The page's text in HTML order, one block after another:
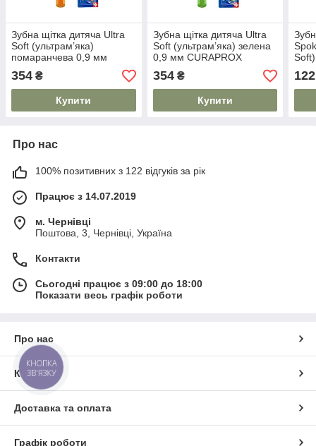
Зубна щітка дитяча Ultra
Soft (ультрам’яка)
помаранчева 0,9 мм
CURAPROX
354 ₴
Купити
Зубна щітка дитяча Ultra
Soft (ультрам’яка) зелена
0,9 мм CURAPROX
354₴
Купити
122
Про нас
100% позитивних з 122 відгуків за рік
Працює з 14.07.2019
м. Чернівці
Поштова, 3, Чернівці, Україна
Контакти
Сьогодні працює з 09:00 до 18:00
Показати весь графік роботи
Про нас
Контакти
Доставка та оплата
Графік роботи
КНОПКА
ЗВ'ЯЗКУ